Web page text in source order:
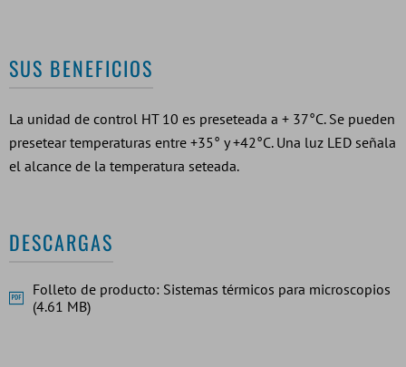
SUS BENEFICIOS
La unidad de control HT 10 es preseteada a + 37°C. Se pueden
presetear temperaturas entre +35° y +42°C. Una luz LED señala
el alcance de la temperatura seteada.
DESCARGAS
Folleto de producto: Sistemas térmicos para microscopios
(4.61 MB)